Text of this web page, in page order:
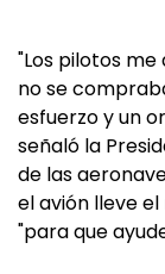
"Los pilotos
no se
esfuerzo y un
señaló la
de las
el avión lleve
"para que